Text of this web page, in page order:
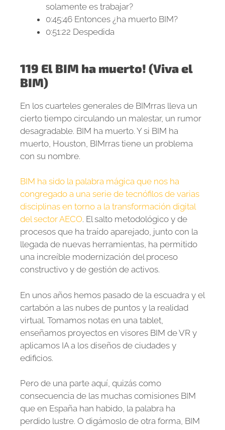
solamente es trabajar?
0:45:46 Entonces ¿ha muerto BIM?
0:51:22 Despedida
119 El BIM ha muerto! (Viva el
BIM)
En los cuarteles generales de BIMrras lleva un
cierto tiempo circulando un malestar, un rumor
desagradable. BIM ha muerto. Y si BIM ha
muerto, Houston, BIMrras tiene un problema
con su nombre.
BIM ha sido la palabra mágica que nos ha
congregado a una serie de tecnófilos de varias
disciplinas en torno a la transformación digital
del sector AECO. El salto metodológico y de
procesos que ha traído aparejado, junto con la
llegada de nuevas herramientas, ha permitido
una increíble modernización del proceso
constructivo y de gestión de activos.
En unos años hemos pasado de la escuadra y el
cartabón a las nubes de puntos y la realidad
virtual. Tomamos notas en una tablet,
enseñamos proyectos en visores BIM de VR y
aplicamos IA a los diseños de ciudades y
edificios.
Pero de una parte aquí, quizás como
consecuencia de las muchas comisiones BIM
que en España han habido, la palabra ha
perdido lustre. O digámoslo de otra forma, BIM